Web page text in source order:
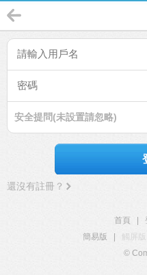
安全提問(未設置請忽略)
還沒有註冊？
首頁
簡易版
觸屏版
©